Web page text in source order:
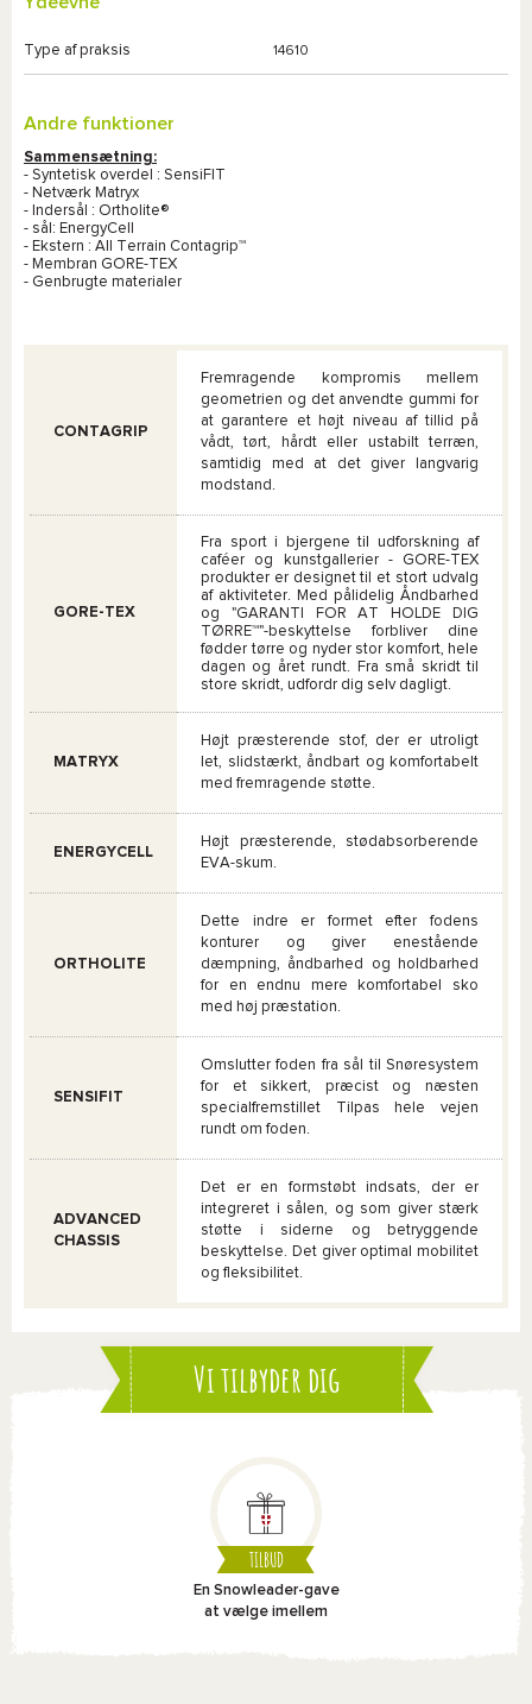
Type af praksis 14610
Andre funktioner
Sammensætning:
- Syntetisk overdel : SensiFIT
- Netværk Matryx
- Indersål : Ortholite®
- sål: EnergyCell
- Ekstern : All Terrain Contagrip™
- Membran GORE-TEX
- Genbrugte materialer
CONTAGRIP
Fremragende kompromis mellem
geometrien og det anvendte gummi for
at garantere et højt niveau af tillid på
vådt, tørt, hårdt eller ustabilt terræn,
samtidig med at det giver langvarig
modstand.
GORE-TEX
Fra sport i bjergene til udforskning af
caféer og kunstgallerier - GORE-TEX
produkter er designet til et stort udvalg
af aktiviteter. Med pålidelig Åndbarhed
og "GARANTI FOR AT HOLDE DIG
TØRRE™"-beskyttelse forbliver dine
fødder tørre og nyder stor komfort, hele
dagen og året rundt. Fra små skridt til
store skridt, udfordr dig selv dagligt.
MATRYX
Højt præsterende stof, der er utroligt
let, slidstærkt, åndbart og komfortabelt
med fremragende støtte.
ENERGYCELL
Højt præsterende, stødabsorberende
EVA-skum.
ORTHOLITE
Dette indre er formet efter fodens
konturer og giver enestående
dæmpning, åndbarhed og holdbarhed
for en endnu mere komfortabel sko
med høj præstation.
SENSIFIT
Omslutter foden fra sål til Snøresystem
for et sikkert, præcist og næsten
specialfremstillet Tilpas hele vejen
rundt om foden.
ADVANCED
CHASSIS
Det er en formstøbt indsats, der er
integreret i sålen, og som giver stærk
støtte i siderne og betryggende
beskyttelse. Det giver optimal mobilitet
og fleksibilitet.
Vi tilbyder dig
TILBUD
En Snowleader-gave
at vælge imellem